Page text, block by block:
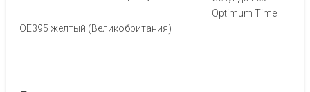
Optimum Time
OE395 желтый (Великобритания)